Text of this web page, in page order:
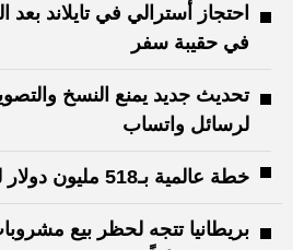
احتجاز أسترالي في تايلاند بعد
في حقيبة سفر
تحديث جديد يمنع النسخ
لرسائل واتساب
خطة عالمية بـ518 مليون دولار لمكافحة إيبولا
بريطانيا تتجه لحظر بيع